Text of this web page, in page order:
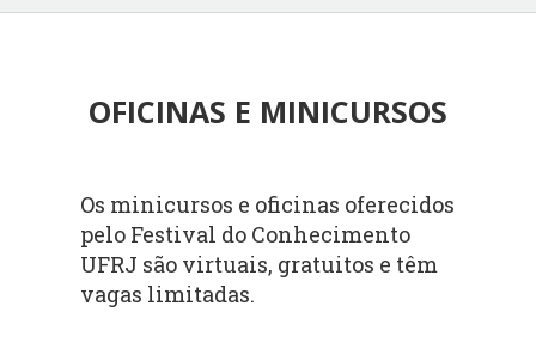
OFICINAS E MINICURSOS
Os minicursos e oficinas oferecidos
pelo Festival do Conhecimento
UFRJ são virtuais, gratuitos e têm
vagas limitadas.